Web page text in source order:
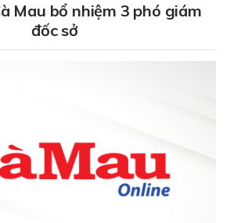
Mau bổ nhiệm 3 phó giám
đốc sở